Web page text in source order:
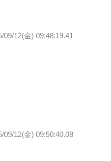
09/12(金) 09:48:19.41
09/12(金) 09:50:40.08